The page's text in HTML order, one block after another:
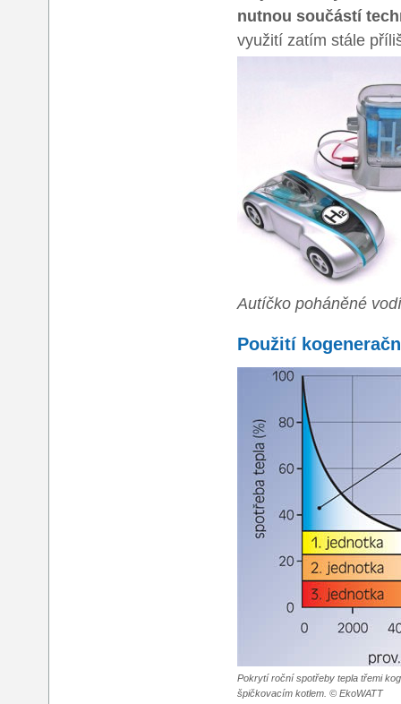
nutnou součástí
využití zatím stále
Autíčko poháněné
Použití
Pokrytí roční spotřeby tepla třemi
špičkovacím kotlem. © EkoWATT